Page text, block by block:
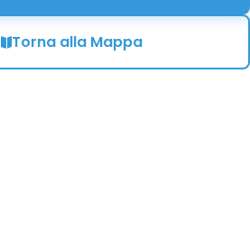
Torna alla Mappa